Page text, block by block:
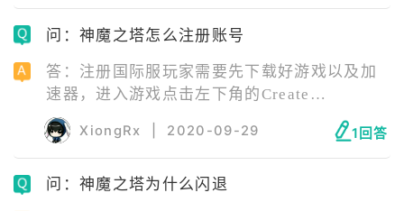
接着就是注册成功。在注册成功之后，用账号
登录手游游戏名就可以了。
问：神魔之塔怎么注册账号
答：注册国际服玩家需要先下载好游戏以及加
速器，进入游戏点击左下角的Create
account，这个就是注册新账号，填写好相应资
料即可注册成功。
XiongRx 2020-09-29 1回答
问：神魔之塔为什么闪退